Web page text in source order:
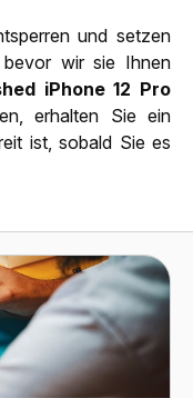
und setzen
bevor wir sie Ihnen
iPhone 12 Pro
erhalten Sie ein
ist, sobald Sie es